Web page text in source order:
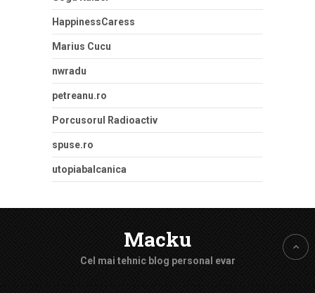
HappinessCaress
Marius Cucu
nwradu
petreanu.ro
Porcusorul Radioactiv
spuse.ro
utopiabalcanica
Macku
Cel mai tehnic blog personal evar